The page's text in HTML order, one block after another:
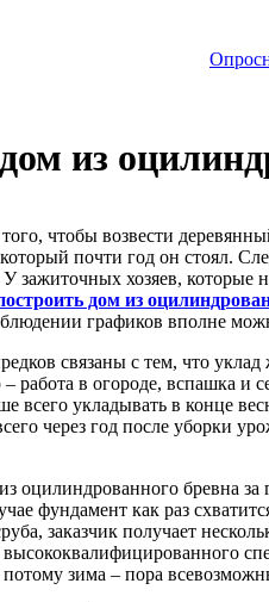
из
чтобы возвести
почти год он стоял.
зажиточных хозяев,
дом из
графиков вполне
связаны с тем, что
работа в огороде, вспашка
всего укладывать в конце
через год после уборки
оцилиндрованного бревна за
фундамент как раз
заказчик получает
зима – пора